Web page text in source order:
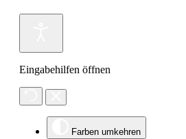
Eingabehilfen öffnen
Farben umkehren